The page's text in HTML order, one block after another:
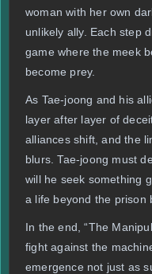
woman with her own
unlikely ally. Each step
game where the meek
become prey.
As Tae-joong and his
layer after layer of
alliances shift, and the
blurs. Tae-joong must
will he seek something
a life beyond the prison
In the end, “The
fight against the
emergence not just as